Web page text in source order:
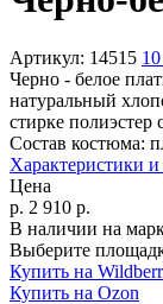
Артикул: 14515
Черно - белое
натуральный
стирке полиэстер
Состав костюма:
Характеристики
Цена
р. 2 910 р.
В наличии на
Выберите
Купить на
Купить на Ozon